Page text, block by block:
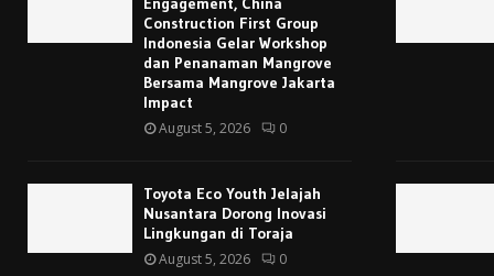
Construction First Group
Indonesia Gelar Workshop
dan Penanaman Mangrove
Bersama Mangrove Jakarta
Impact
August 5, 2026 0
Toyota Eco Youth Jelajah
Nusantara Dorong Inovasi
Lingkungan di Toraja
August 5, 2026 0